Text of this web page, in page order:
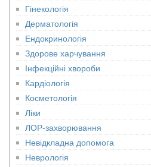
Гінекологія
Дерматологія
Ендокринологія
Здорове харчування
Інфекційні хвороби
Кардіологія
Косметологія
Ліки
ЛОР-захворювання
Невідкладна допомога
Неврологія